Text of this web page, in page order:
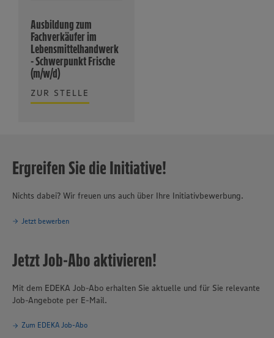
Ausbildung zum
Fachverkäufer im
Lebensmittelhandwerk
- Schwerpunkt Frische
(m/w/d)
ZUR STELLE
Ergreifen Sie die Initiative!
Nichts dabei? Wir freuen uns auch über Ihre Initiativbewerbung.
Jetzt bewerben
Jetzt Job-Abo aktivieren!
Mit dem EDEKA Job-Abo erhalten Sie aktuelle und für Sie relevante
Job-Angebote per E-Mail.
Zum EDEKA Job-Abo